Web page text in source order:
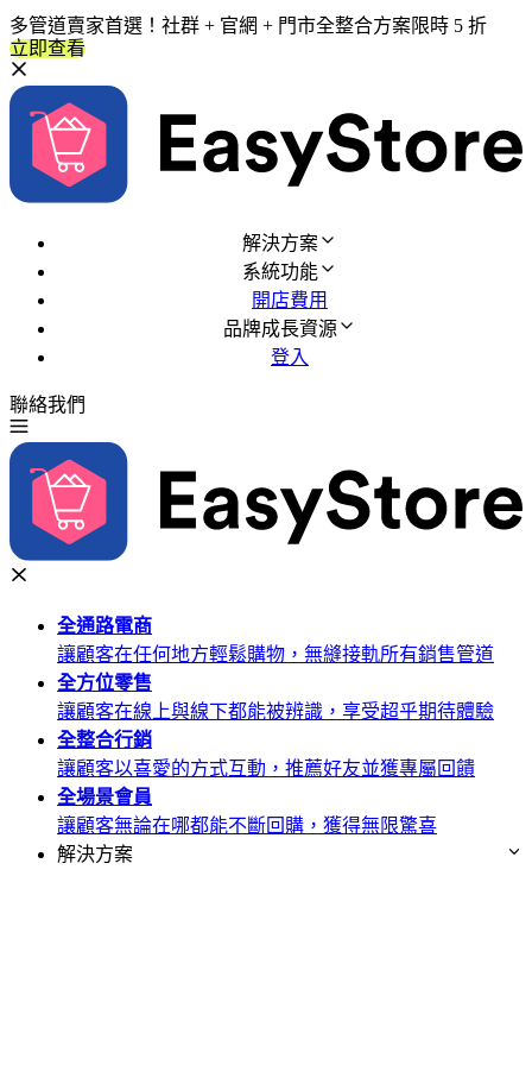
多管道賣家首選！社群 + 官網 + 門市全整合方案限時 5 折
立即查看
解決方案
系統功能
開店費用
品牌成長資源
登入
聯絡我們
全通路電商
讓顧客在任何地方輕鬆購物，無縫接軌所有銷售管道
全方位零售
讓顧客在線上與線下都能被辨識，享受超乎期待體驗
全整合行銷
讓顧客以喜愛的方式互動，推薦好友並獲專屬回饋
全場景會員
讓顧客無論在哪都能不斷回購，獲得無限驚喜
解決方案